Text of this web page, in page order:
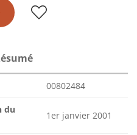
00802484
du
1er janvier 2001